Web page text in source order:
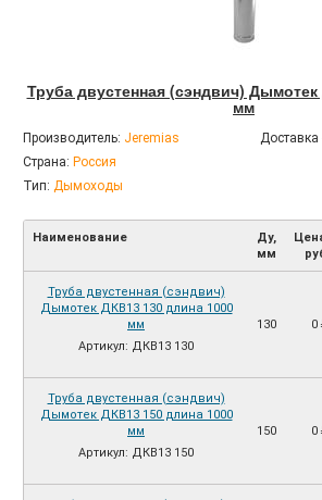
Труба двустенная (сэндвич)
мм
Производитель: Jeremias
Страна: Россия
Тип: Дымоходы
Доставка
Наименование
Ду,
мм
Труба двустенная (сэндвич)
Дымотек ДКВ13 130 длина 1000
мм
Артикул: ДКВ13 130
130 0
Труба двустенная (сэндвич)
Дымотек ДКВ13 150 длина 1000
мм
Артикул: ДКВ13 150
150 0